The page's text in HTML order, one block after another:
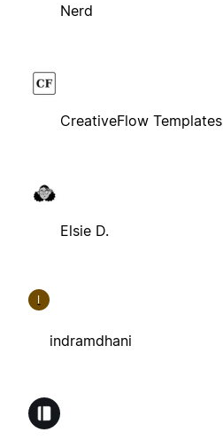
Nerd
CreativeFlow Templates
Elsie D.
I
indramdhani